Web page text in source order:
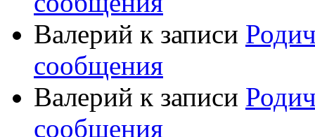
Валерий к записи
сообщения
Валерий к записи
сообщения